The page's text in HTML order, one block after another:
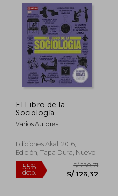
El Libro de la
Sociología
Varios Autores
Ediciones Akal, 2016, 1
Edición, Tapa Dura, Nuevo